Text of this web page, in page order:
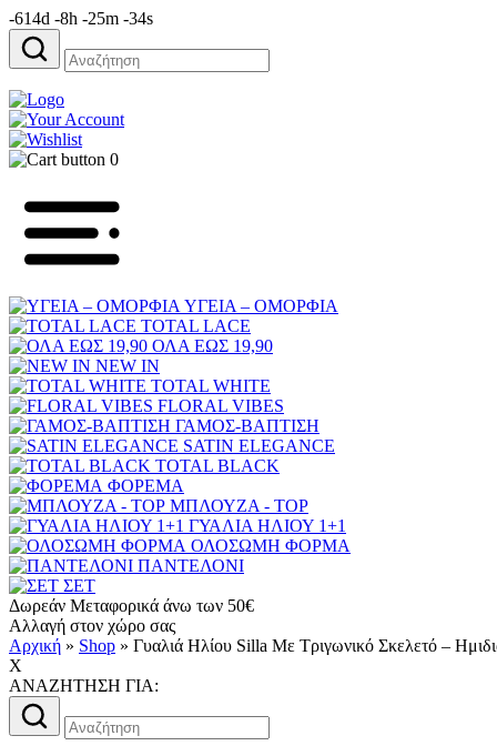
-614d -8h -25m -34s
Αναζήτηση
για:
0
ΥΓΕΙΑ – ΟΜΟΡΦΙΑ
TOTAL LACE
ΟΛΑ ΕΩΣ 19,90
NEW IN
TOTAL WHITE
FLORAL VIBES
ΓΑΜΟΣ-ΒΑΠΤΙΣΗ
SATIN ELEGANCE
TOTAL BLACK
ΦΟΡΕΜΑ
ΜΠΛΟΥΖΑ - TOP
ΓΥΑΛΙΑ ΗΛΙΟΥ 1+1
ΟΛΟΣΩΜΗ ΦΟΡΜΑ
ΠΑΝΤΕΛΟΝΙ
ΣΕΤ
Δωρεάν Μεταφορικά άνω των 50€
Αλλαγή στον χώρο σας
Αρχική » Shop » Γυαλιά Ηλίου Silla Mε Τριγωνικό Σκελετό –
X
AΝΑΖΗΤΗΣΗ ΓΙΑ:
Αναζήτηση
για: